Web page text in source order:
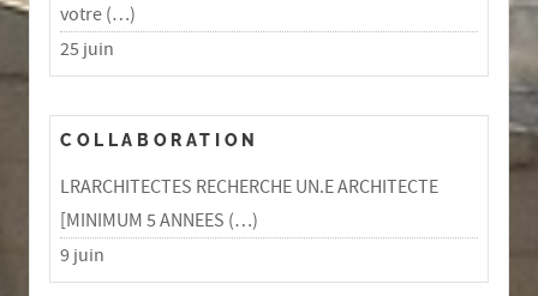
votre (…)
25 juin
COLLABORATION
LRARCHITECTES RECHERCHE UN.E ARCHITECTE
[MINIMUM 5 ANNEES (…)
9 juin